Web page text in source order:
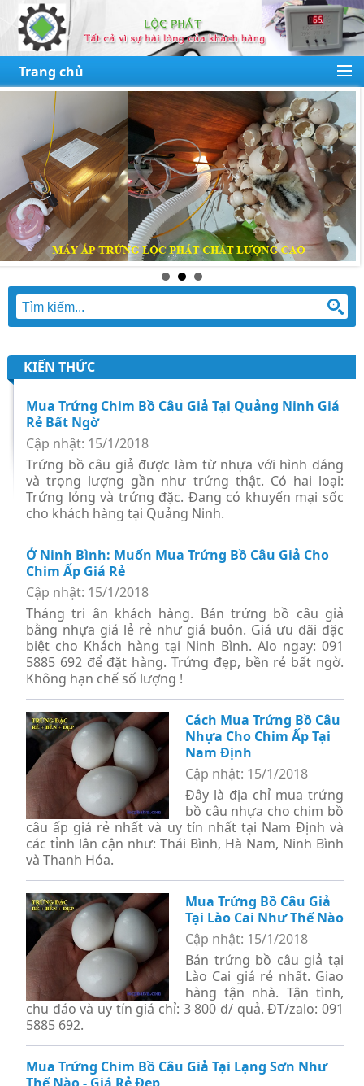
Trang chủ
KIẾN THỨC
Mua Trứng Chim Bồ Câu Giả Tại Quảng Ninh Giá
Rẻ Bất Ngờ
Cập nhật: 15/1/2018
Trứng bồ câu giả được làm từ nhựa với hình dáng
và trọng lượng gần như trứng thật. Có hai loại:
Trứng lỏng và trứng đặc. Đang có khuyến mại sốc
cho khách hàng tại Quảng Ninh.
Ở Ninh Bình: Muốn Mua Trứng Bồ Câu Giả Cho
Chim Ấp Giá Rẻ
Cập nhật: 15/1/2018
Tháng tri ân khách hàng. Bán trứng bồ câu giả
bằng nhựa giá lẻ rẻ như giá buôn. Giá ưu đãi đặc
biệt cho Khách hàng tại Ninh Bình. Alo ngay: 091
5885 692 để đặt hàng. Trứng đẹp, bền rẻ bất ngờ.
Không hạn chế số lượng !
Cách Mua Trứng Bồ Câu
Nhựa Cho Chim Ấp Tại
Nam Định
Cập nhật: 15/1/2018
Đây là địa chỉ mua trứng
bồ câu nhựa cho chim bồ
câu ấp giá rẻ nhất và uy tín nhất tại Nam Định và
các tỉnh lân cận như: Thái Bình, Hà Nam, Ninh Bình
và Thanh Hóa.
Mua Trứng Bồ Câu Giả
Tại Lào Cai Như Thế Nào
Cập nhật: 15/1/2018
Bán trứng bồ câu giả tại
Lào Cai giá rẻ nhất. Giao
hàng tận nhà. Tận tình,
chu đáo và uy tín giá chỉ: 3 800 đ/ quả. ĐT/zalo: 091
5885 692.
Mua Trứng Chim Bồ Câu Giả Tại Lạng Sơn Như